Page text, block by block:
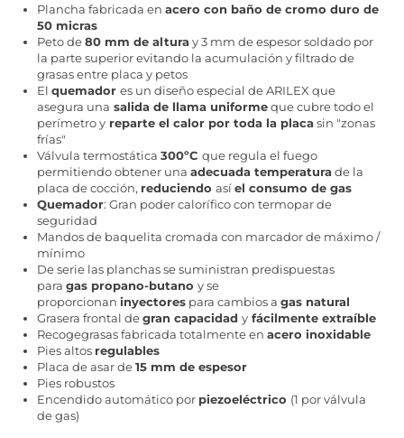
Plancha fabricada en acero con baño de cromo duro de
50 micras
Peto de80 mm de alturay 3 mm de espesor soldado por
la parte superior evitando la acumulación y filtrado de
grasas entre placa y petos
El quemador es un diseño especial de ARILEX que
asegura una salida de llama uniformeque cubre todo el
perímetro y reparte el calor por toda la placasin "zonas
frías"
Válvula termostática 300ºC que regula el fuego
permitiendo obtener una adecuada temperaturade la
placa de cocción, reduciendo asíel consumo de gas
Quemador: Gran poder calorífico con termopar de
seguridad
Mandos de baquelita cromada con marcador de máximo /
mínimo
De serie las planchas se suministran predispuestas
para gas propano-butano y se
proporcionan inyectores para cambios a gas natural
Grasera frontal degran capacidad y fácilmente extraíble
Recogegrasas fabricada totalmente en acero inoxidable
Pies altos regulables
Placa de asar de15 mm de espesor
Pies robustos
Encendido automático por piezoeléctrico (1 por válvula
de gas)